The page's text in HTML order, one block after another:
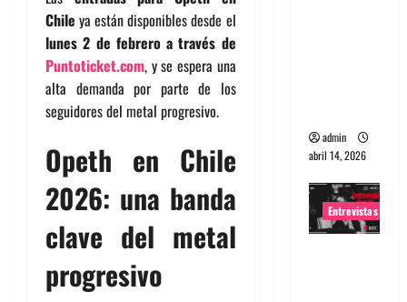
Chile ya están disponibles desde el
lunes 2 de febrero a través de
Puntoticket.com, y se espera una
alta demanda por parte de los
seguidores del metal progresivo.
Opeth en Chile
2026: una banda
clave del metal
progresivo
admin
abril 14, 2026
Entrevistas